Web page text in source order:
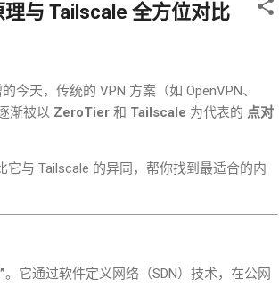
与 Tailscale 全方位对比
今天，传统的 VPN 方案（如 OpenVPN、
渐被以 ZeroTier 和 Tailscale 为代表的 点对
它与 Tailscale 的异同，帮你找到最适合的内
。它通过软件定义网络（SDN）技术，在公网